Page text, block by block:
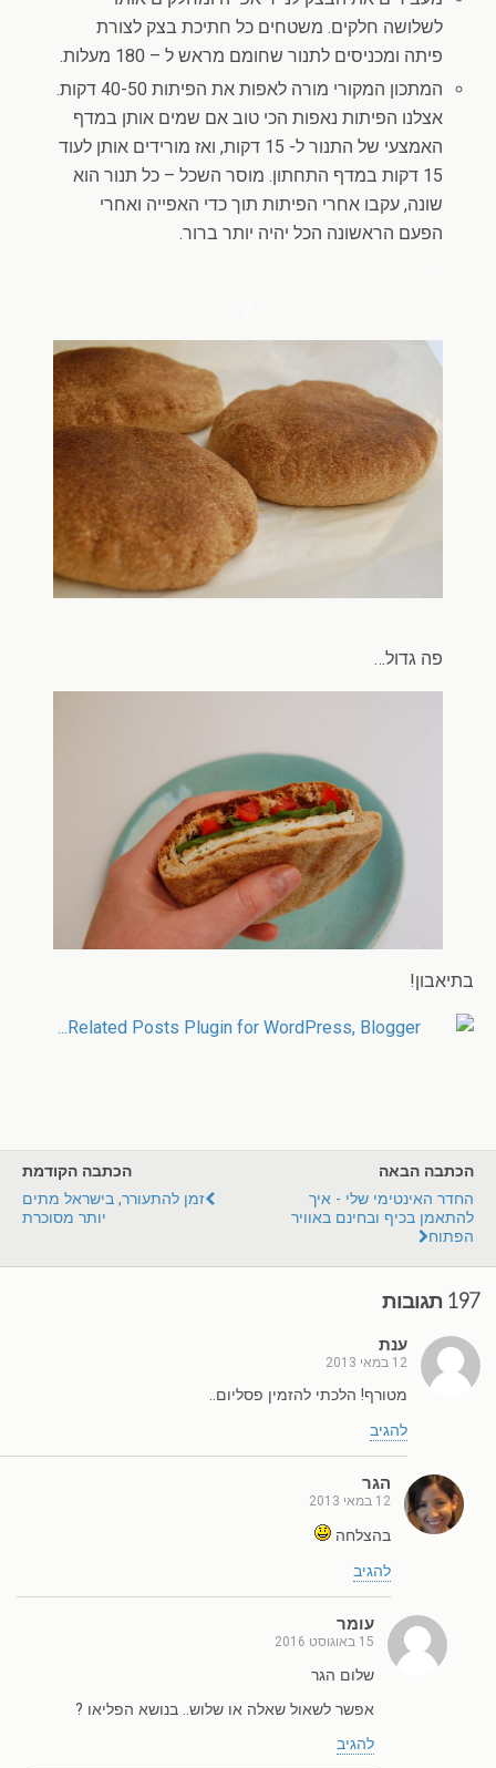
לשלושה חלקים. משטחים כל חתיכת בצק לצורת
פיתה ומכניסים לתנור שחומם מראש ל – 180 מעלות.
המתכון המקורי מורה לאפות את הפיתות 40-50 דקות.
אצלנו הפיתות נאפות הכי טוב אם שמים אותן במדף
האמצעי של התנור ל- 15 דקות, ואז מורידים אותן לעוד
15 דקות במדף התחתון. מוסר השכל – כל תנור הוא
שונה, עקבו אחרי הפיתות תוך כדי האפייה ואחרי
הפעם הראשונה הכל יהיה יותר ברור.
פה גדול…
בתיאבון!
הכתבה הקודמת
זמן להתעורר, בישראל מתים
יותר מסוכרת
הכתבה הבאה
החדר האינטימי שלי - איך
להתאמן בכיף ובחינם באוויר
הפתוח
197 תגובות
ענת
12 במאי 2013
מטורף! הלכתי להזמין פסליום..
להגיב
הגר
12 במאי 2013
בהצלחה
להגיב
עומר
15 באוגוסט 2016
שלום הגר
אפשר לשאול שאלה או שלוש.. בנושא הפליאו ?
להגיב